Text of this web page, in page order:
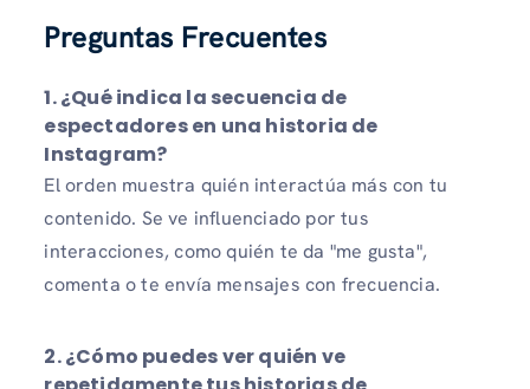
Preguntas Frecuentes
1. ¿Qué indica la secuencia de
espectadores en una historia de
Instagram?
El orden muestra quién interactúa más con tu
contenido. Se ve influenciado por tus
interacciones, como quién te da "me gusta",
comenta o te envía mensajes con frecuencia.
2. ¿Cómo puedes ver quién ve